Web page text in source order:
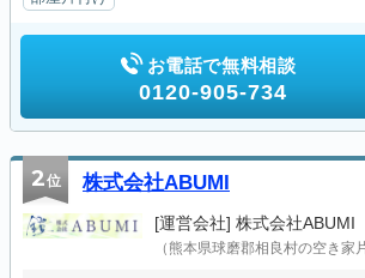
お電話で無料相談
0120-905-734
2位 株式会社ABUMI
[運営会社] 株式会社ABUMI
（熊本県球磨郡相良村の空き家